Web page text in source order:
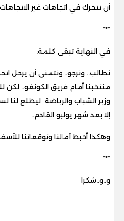
أن تتحرك في اتجاهات غير
***
في النهاية تبقى كلمة:
نطالب.. ونرجو.. ونتمنى أن يرحل
منتخبنا أمام فريق الكونغو.. لكن
وزير الشباب والرياضة ليطلع لنا
إلا بعد شهر يوليو القادم..
وهكذا أحبط آمالنا وتوقعاتنا
***
و..و..شكرا